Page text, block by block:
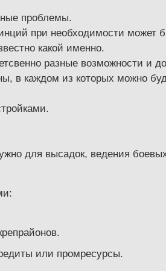
проблемы.
при необходимости может
какой именно.
разные возможности и
в каждом из которых можно
для высадок, ведения
или промресурсы.